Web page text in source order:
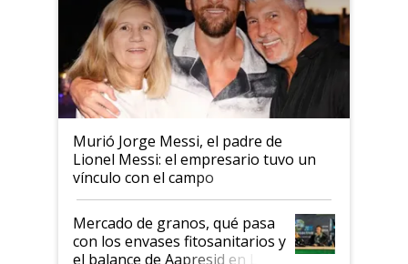
Murió Jorge Messi, el padre de
Lionel Messi: el empresario tuvo un
vínculo con el campo
Mercado de granos, qué pasa
con los envases fitosanitarios y
el balance de Aapresid en La